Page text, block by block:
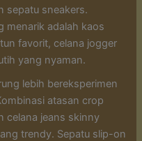
sepatu sneakers.
menarik adalah kaos
favorit, celana jogger
yang nyaman.
lebih bereksperimen
atasan crop
celana jeans skinny
trendy. Sepatu slip-on